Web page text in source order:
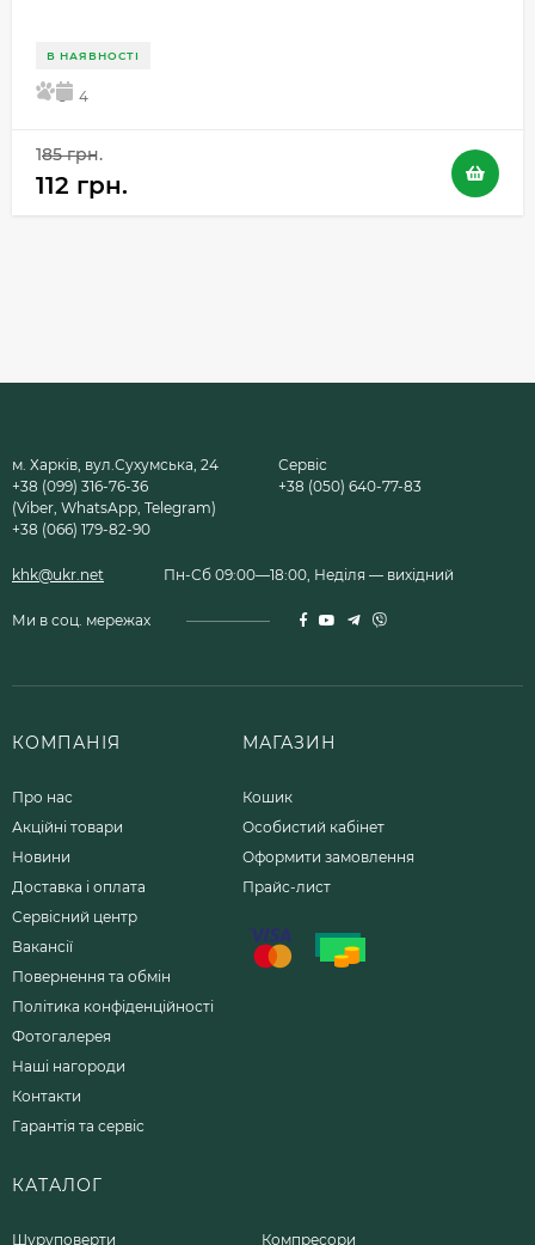
В НАЯВНОСТІ
5 4
185 грн.
112 грн.
м. Харків, вул.Сухумська, 24
+38 (099) 316-76-36
(Viber, WhatsApp, Telegram)
+38 (066) 179-82-90
Сервіс
+38 (050) 640-77-83
khk@ukr.net Пн-Сб 09:00—18:00, Неділя — вихідний
Ми в соц. мережах
КОМПАНІЯ
Про нас
Акційні товари
Новини
Доставка і оплата
Сервісний центр
Вакансії
Повернення та обмін
Політика конфіденційності
Фотогалерея
Наші нагороди
Контакти
Гарантія та сервіс
МАГАЗИН
Кошик
Особистий кабінет
Оформити замовлення
Прайс-лист
КАТАЛОГ
Шуруповерти Компресори